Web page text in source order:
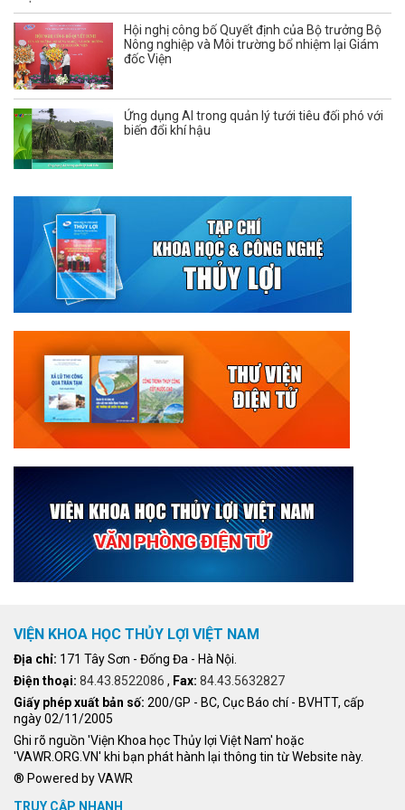
Hội nghị công bố Quyết định của Bộ trưởng Bộ
Nông nghiệp và Môi trường bổ nhiệm lại Giám
đốc Viện
Ứng dụng AI trong quản lý tưới tiêu đối phó với
biến đổi khí hậu
VIỆN KHOA HỌC THỦY LỢI VIỆT NAM
Địa chỉ: 171 Tây Sơn - Đống Đa - Hà Nội.
Điện thoại: 84.43.8522086 , Fax: 84.43.5632827
Giấy phép xuất bản số: 200/GP - BC, Cục Báo chí - BVHTT, cấp
ngày 02/11/2005
Ghi rõ nguồn 'Viện Khoa học Thủy lợi Việt Nam' hoặc
'VAWR.ORG.VN' khi bạn phát hành lại thông tin từ Website này.
® Powered by VAWR
TRUY CẬP NHANH